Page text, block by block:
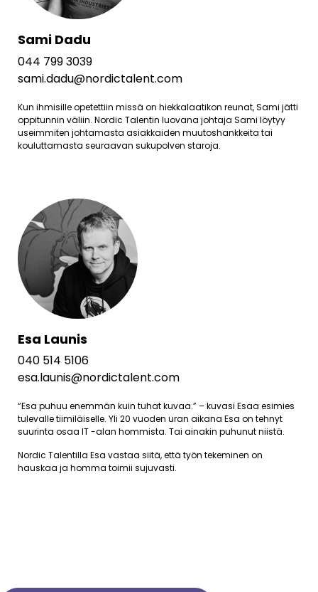
Sami Dadu
044 799 3039
sami.dadu@nordictalent.com
Kun ihmisille opetettiin missä on hiekkalaatikon reunat, Sami jätti
oppitunnin väliin. Nordic Talentin luovana johtaja Sami löytyy
useimmiten johtamasta asiakkaiden muutoshankkeita tai
kouluttamasta seuraavan sukupolven staroja.
Esa Launis
040 514 5106
esa.launis@nordictalent.com
“Esa puhuu enemmän kuin tuhat kuvaa.” – kuvasi Esaa esimies
tulevalle tiimiläiselle. Yli 20 vuoden uran aikana Esa on tehnyt
suurinta osaa IT -alan hommista. Tai ainakin puhunut niistä.
Nordic Talentilla Esa vastaa siitä, että työn tekeminen on
hauskaa ja homma toimii sujuvasti.